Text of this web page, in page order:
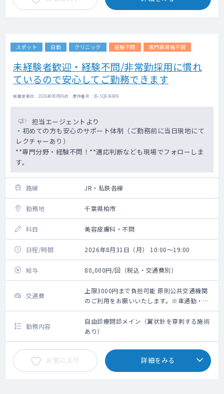
スポット 日勤 クリニック 経験不問 専門医資格不問
未経験者歓迎・経験不問/非常勤採用に慣れ
ているので安心してご勤務できます
掲載更新日 : 2026年08月06日 案件番号 : 26-SQ636909
担当エージェントより
・初めての方も安心のサポート体制（ご勤務前に当日現地にて
レクチャーあり）
**専門分野・経験不問！**適応判断なども現場でフォローしま
す。
路線 JR・私鉄各線
勤務地 千葉県柏市
科目 美容皮膚科・不問
日程/時間 2026年8月31日（月） 10:00～19:00
給与 80,000円/回（税込・交通費別）
交通費
上限3000円まで負担可能 原則公共交通機関
のご利用をお願いいたします。※車通勤・タ
クシー利用要相談
勤務内容
自由診療問診メイン（翼状針を穿刺する施術
あり）
お気に入り 詳細をみる